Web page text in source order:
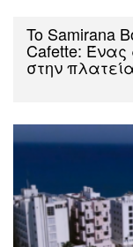
To Samirana
Cafette:
στην